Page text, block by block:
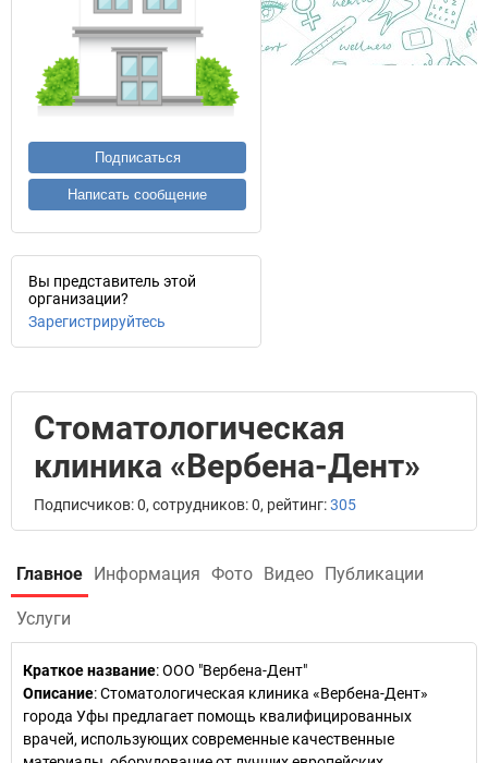
Подписаться
Написать сообщение
Вы представитель этой
организации?
Зарегистрируйтесь
Стоматологическая
клиника «Вербена-Дент»
Подписчиков: 0, сотрудников: 0, рейтинг:305
Главное Информация Фото Видео Публикации
Услуги
Краткое название:ООО "Вербена-Дент"
Описание: Стоматологическая клиника «Вербена-Дент»
города Уфы предлагает помощь квалифицированных
врачей, использующих современные качественные